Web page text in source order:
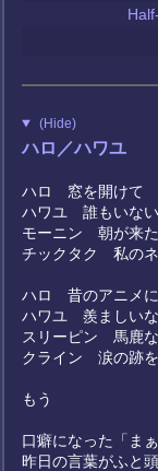
(Hide)
ハロ／ハワユ
ハロ 窓を開けて
ハワユ 誰もいな
モーニン 朝が来
チックタク 私の
ハロ 昔のアニメ
ハワユ 羨ましい
スリーピン 馬鹿
クライン 涙の跡
もう
口癖になった「まぁ
昨日の言葉がふと